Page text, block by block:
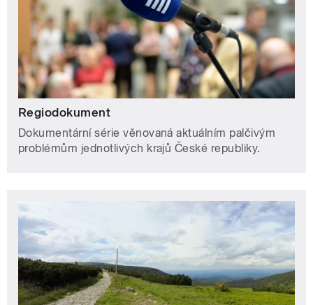
Regiodokument
Dokumentární série věnovaná aktuálním palčivým
problémům jednotlivých krajů České republiky.